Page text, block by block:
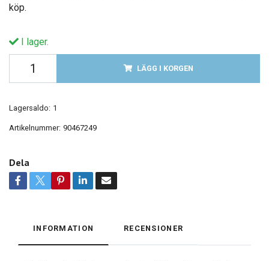
köp.
I lager.
LÄGG I KORGEN
Lagersaldo: 1
Artikelnummer: 90467249
Dela
INFORMATION RECENSIONER